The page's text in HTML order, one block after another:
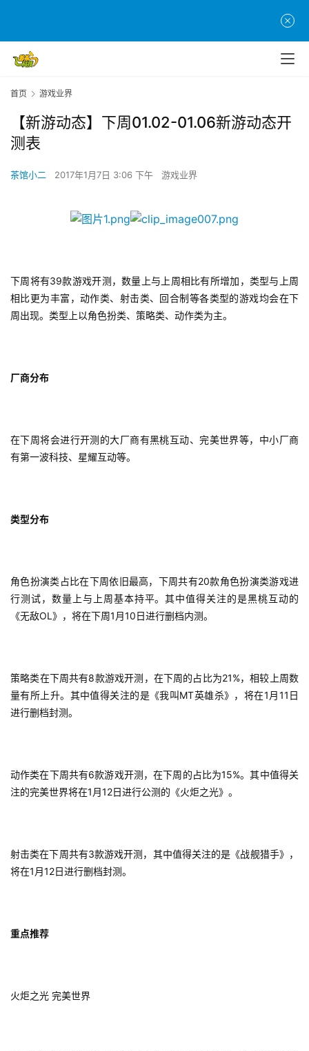
首
页
创
游
界
戏
游
闲
首页 游戏业界
【新游动态】下周01.02-01.06新游动态开
测表
茶馆小二 2017年1月7日 3:06 下午 游戏业界
下周将有39款游戏开测，数量上与上周相比有所增加，类型与上周
相比更为丰富，动作类、射击类、回合制等各类型的游戏均会在下
周出现。类型上以角色扮类、策略类、动作类为主。
厂商分布
在下周将会进行开测的大厂商有黑桃互动、完美世界等，中小厂商
有第一波科技、星耀互动等。
类型分布
角色扮演类占比在下周依旧最高，下周共有20款角色扮演类游戏进
行测试，数量上与上周基本持平。其中值得关注的是黑桃互动的
《无敌OL》，将在下周1月10日进行删档内测。
策略类在下周共有8款游戏开测，在下周的占比为21%，相较上周数
量有所上升。其中值得关注的是《我叫MT英雄杀》，将在1月11日
进行删档封测。
动作类在下周共有6款游戏开测，在下周的占比为15%。其中值得关
注的完美世界将在1月12日进行公测的《火炬之光》。
射击类在下周共有3款游戏开测，其中值得关注的是《战舰猎手》，
将在1月12日进行删档封测。
重点推荐
火炬之光 完美世界